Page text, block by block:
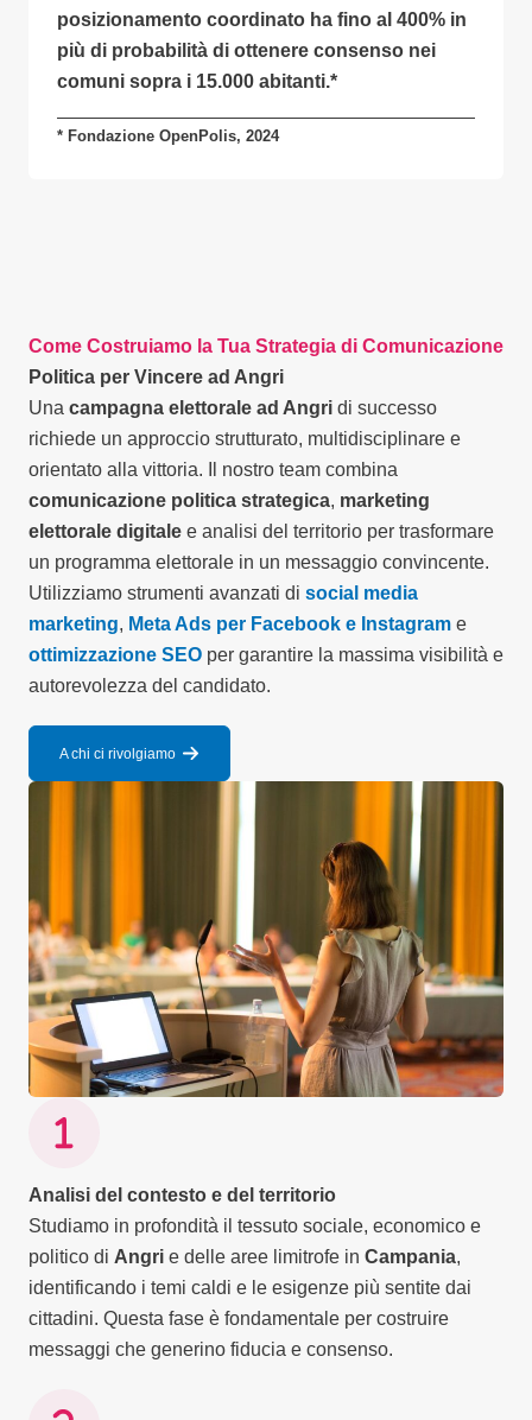
posizionamento coordinato ha fino al 400% in
più di probabilità di ottenere consenso nei
comuni sopra i 15.000 abitanti.*
* Fondazione OpenPolis, 2024
Come Costruiamo la Tua Strategia di Comunicazione
Politica per Vincere ad Angri
Una campagna elettorale ad Angri di successo
richiede un approccio strutturato, multidisciplinare e
orientato alla vittoria. Il nostro team combina
comunicazione politica strategica, marketing
elettorale digitale e analisi del territorio per trasformare
un programma elettorale in un messaggio convincente.
Utilizziamo strumenti avanzati di social media
marketing, Meta Ads per Facebook e Instagram e
ottimizzazione SEO per garantire la massima visibilità e
autorevolezza del candidato.
A chi ci rivolgiamo
Analisi del contesto e del territorio
Studiamo in profondità il tessuto sociale, economico e
politico di Angri e delle aree limitrofe in Campania,
identificando i temi caldi e le esigenze più sentite dai
cittadini. Questa fase è fondamentale per costruire
messaggi che generino fiducia e consenso.